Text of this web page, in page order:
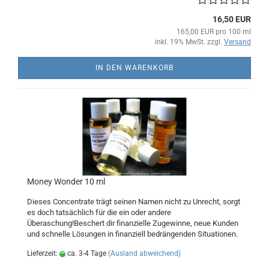
16,50 EUR
165,00 EUR pro 100 ml
inkl. 19% MwSt. zzgl. Versand
IN DEN WARENKORB
Money Wonder 10 ml
Dieses Concentrate trägt seinen Namen nicht zu Unrecht, sorgt
es doch tatsächlich für die ein oder andere
Überaschung!Beschert dir finanzielle Zugewinne, neue Kunden
und schnelle Lösungen in finanziell bedrängenden Situationen.
Lieferzeit: ca. 3-4 Tage (Ausland abweichend)